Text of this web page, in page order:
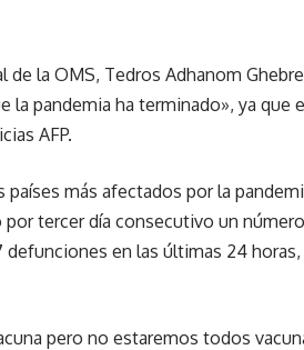
de la OMS, Tedros Adhanom
la pandemia ha terminado», ya
AFP.
países más afectados por la
tercer día consecutivo un
en las últimas 24
pero no estaremos todos